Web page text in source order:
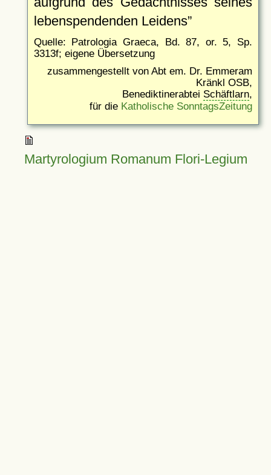
lebenspendenden Leidens
Quelle: Patrologia Graeca, Bd. 87, or. 5, Sp.
3313f; eigene Übersetzung
zusammengestellt von Abt em. Dr. Emmeram
Kränkl OSB,
Benediktinerabtei Schäftlarn,
für die Katholische SonntagsZeitung
Martyrologium Romanum Flori-Legium